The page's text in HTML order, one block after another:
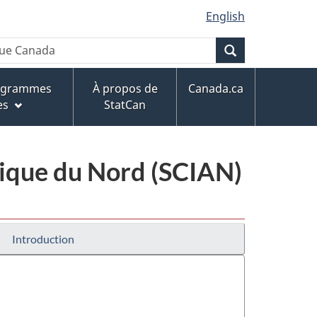
English
À propos de
StatCan
Canada.ca
du Nord (SCIAN)
Introduction